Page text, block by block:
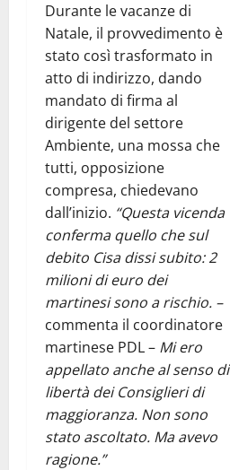
Durante le vacanze di
Natale, il provvedimento è
stato così trasformato in
atto di indirizzo, dando
mandato di firma al
dirigente del settore
Ambiente, una mossa che
tutti, opposizione
compresa, chiedevano
dall’inizio. “Questa vicenda
conferma quello che sul
debito Cisa dissi subito: 2
milioni di euro dei
martinesi sono a rischio. –
commenta il coordinatore
martinese PDL – Mi ero
appellato anche al senso di
libertà dei Consiglieri di
maggioranza. Non sono
stato ascoltato. Ma avevo
ragione.”